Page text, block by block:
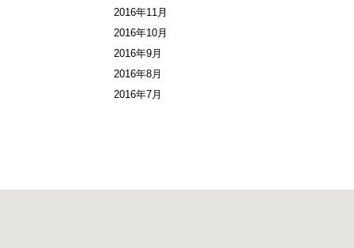
2016年11月
2016年10月
2016年9月
2016年8月
2016年7月